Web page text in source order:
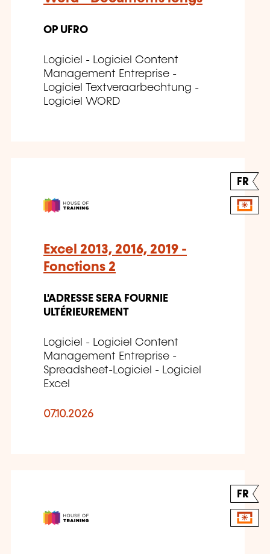
OP UFRO
Logiciel - Logiciel Content
Management Entreprise -
Logiciel Textveraarbechtung -
Logiciel WORD
FR
Excel 2013, 2016, 2019 -
Fonctions 2
L'ADRESSE SERA FOURNIE
ULTÉRIEUREMENT
Logiciel - Logiciel Content
Management Entreprise -
Spreadsheet-Logiciel - Logiciel
Excel
07.10.2026
FR